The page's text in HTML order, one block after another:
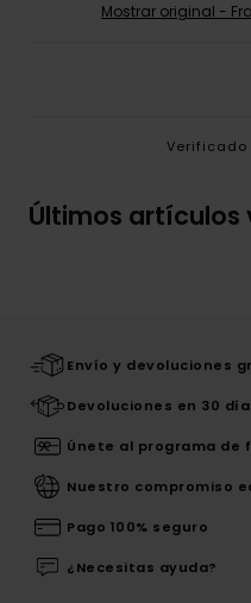
Mostrar original -
Verificado
Últimos artículos
Envío y devoluciones
Devoluciones en 30
Únete al programa de
Nuestro compromiso
Pago 100% seguro
¿Necesitas ayuda?